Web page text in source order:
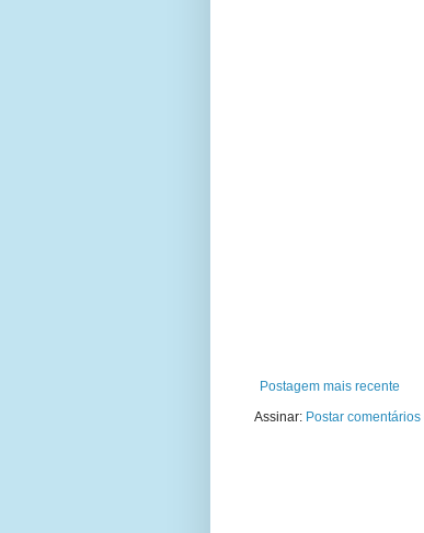
Postagem mais recente
Assinar: Postar comentários